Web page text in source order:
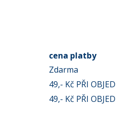
cena platby
Zdarma
49,- Kč PŘI
49,- Kč PŘI